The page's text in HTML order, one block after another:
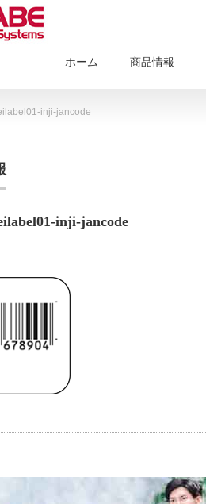
ホーム 商品情報
inji-jancode
inji-jancode